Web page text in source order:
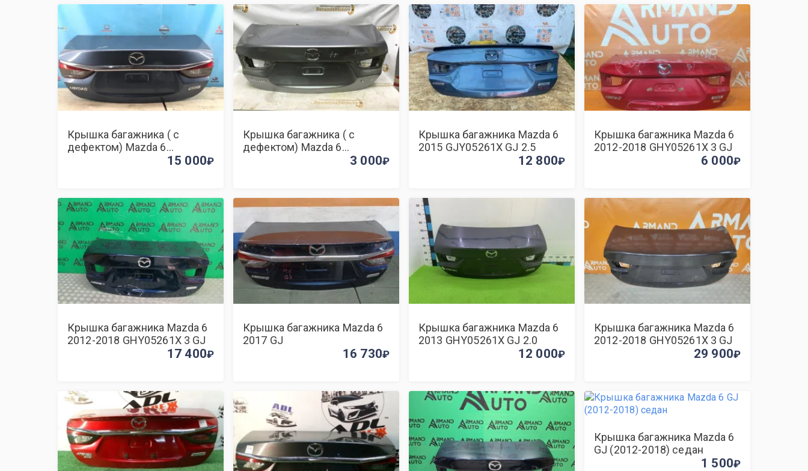
Крышка багажника ( с
дефектом) Mazda 6
15 000
Крышка багажника ( с
дефектом) Mazda 6
3 000
Крышка багажника Mazda 6
2015 GJY05261X GJ 2.5
12 800
Крышка багажника Mazda 6
2012-2018 GHY05261X 3 GJ
6 000
Крышка багажника Mazda 6
2012-2018 GHY05261X 3 GJ
17 400
Крышка багажника Mazda 6
2017 GJ
16 730
Крышка багажника Mazda 6
2013 GHY05261X GJ 2.0
12 000
Крышка багажника Mazda 6
2012-2018 GHY05261X 3 GJ
29 900
Крышка багажника Mazda 6
GJ (2012-2018) седан
1 500